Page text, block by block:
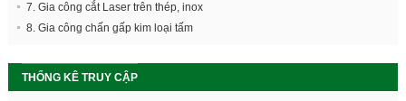
7. Gia công cắt Laser trên thép, inox
8. Gia công chấn gấp kim loại tấm
THỐNG KÊ TRUY CẬP